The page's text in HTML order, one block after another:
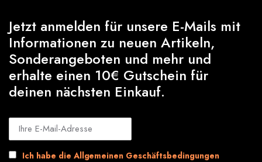
Jetzt anmelden für unsere E-Mails mit
Informationen zu neuen Artikeln,
Sonderangeboten und mehr und
erhalte einen 10€ Gutschein für
deinen nächsten Einkauf.
Ich habe die Allgemeinen Geschäftsbedingungen